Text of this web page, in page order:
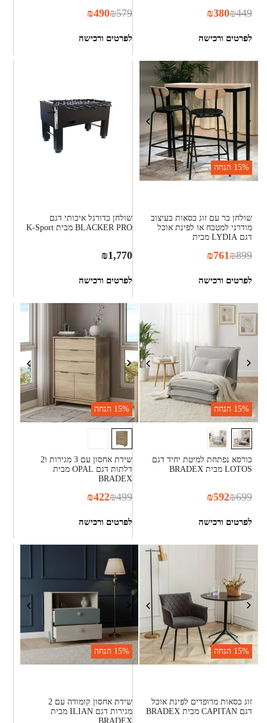
₪449
₪380
לפרטים ורכישה
₪579
₪490
לפרטים ורכישה
15% הנחה
שולחן בר עם זוג כסאות בעיצוב
מודרני למטבח או לפינת אוכל
דגם LYDIA מבית
₪899
₪761
לפרטים ורכישה
שולחן כדורגל איכותי דגם
BLACKER PRO מבית K-Sport
₪1,770
לפרטים ורכישה
15% הנחה
כורסא נפתחת למיטת יחיד דגם
LOTOS מבית BRADEX
₪699
₪592
לפרטים ורכישה
15% הנחה
שידת אחסון עם 3 מגירות ו2
דלתות דגם OPAL מבית
BRADEX
₪499
₪422
לפרטים ורכישה
15% הנחה
זוג כסאות מרופדים לפינת אוכל
דגם CAPITAN מבית BRADEX
15% הנחה
שידת אחסון קומודה עם 2
מגירות דגם ILIAN מבית
BRADEX